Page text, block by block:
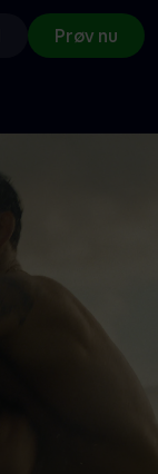
Prøv nu